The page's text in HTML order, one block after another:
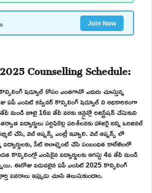
Join Now
Counselling Schedule:
షెడ్యూల్ కోసం ఎంతగానో ఎదురు చూస్తున్న
ఏపీ ఎంసెట్ కన్వీనర్ కౌన్సిలింగ్ షెడ్యూల్ ని అధికారికంగా
నుండి జూలై 16వ తేదీ వరకు ఆన్లైన్లో రిజిస్ట్రేషన్ చేసుకుని
విద్యార్థులు సర్టిఫికెట్ల పరిశీలనకు హాజరై అన్ని ఒరిజినల్
చేసి, వెబ్ ఆప్షన్స్ ఎంట్రీ ఇవ్వాలి. వెబ్ ఆప్షన్స్ లో
విద్యార్థులకు, సీట్ అలాట్మెంట్ చేసి సంబంధిత కాలేజీలలో
కౌన్సిలింగ్లో ఎంపికైన విద్యార్థులకు ఆగస్టు 4వ తేదీ నుండి
ఈరోజు విడుదలైన ఏపీ ఎంసెట్ 2025 కౌన్సిలింగ్
వివరాలు ఇప్పుడు చూసి తెలుసుకుందాం.